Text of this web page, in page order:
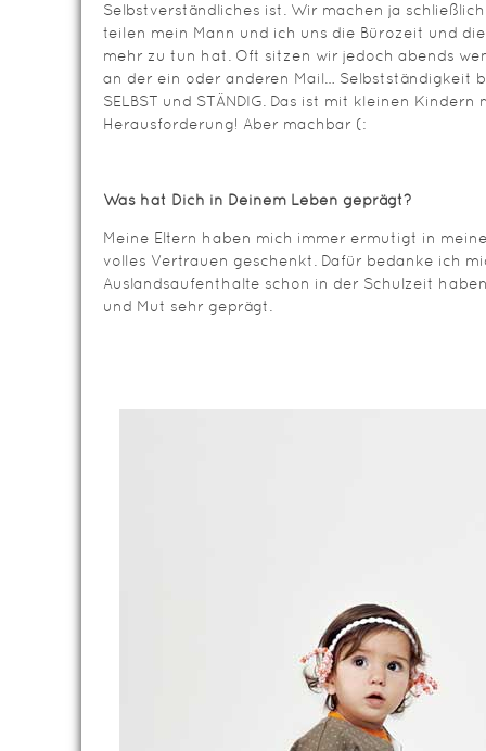
Selbstverständliches ist. Wir machen ja
teilen mein Mann und ich uns die Bürozeit und
mehr zu tun hat. Oft sitzen wir jedoch abends
an der ein oder anderen Mail… Selbstständigkeit
SELBST und STÄNDIG. Das ist mit kleinen
Herausforderung! Aber machbar (:
Was hat Dich in Deinem Leben geprägt?
Meine Eltern haben mich immer ermutigt in
volles Vertrauen geschenkt. Dafür bedanke ich
Auslandsaufenthalte schon in der Schulzeit
und Mut sehr geprägt.